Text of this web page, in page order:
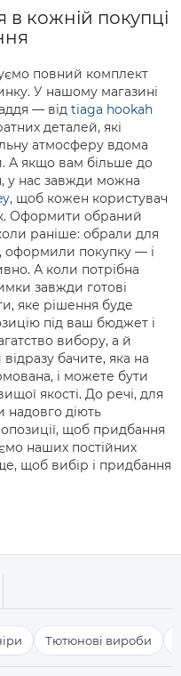
в кожній покупці
повний комплект
У нашому магазині
— від tiaga hookah
деталей, які
атмосферу вдома
А якщо вам більше до
у нас завжди можна
, щоб кожен користувач
Оформити обраний
раніше: обрали для
, оформили покупку — і
А коли потрібна
завжди готові
яке рішення буде
під ваш бюджет і
вибору, а й
бачите, яка на
і можете бути
якості. До речі, для
надовго діють
щоб придбання
наших постійних
щоб вибір і придбання
Тютюнові вироби